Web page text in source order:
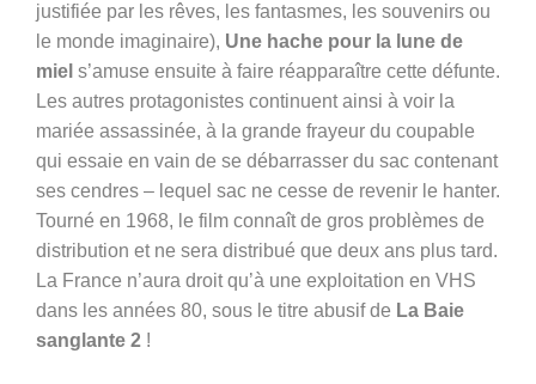
justifiée par les rêves, les fantasmes, les souvenirs ou
le monde imaginaire), Une hache pour la lune de
miel s’amuse ensuite à faire réapparaître cette défunte.
Les autres protagonistes continuent ainsi à voir la
mariée assassinée, à la grande frayeur du coupable
qui essaie en vain de se débarrasser du sac contenant
ses cendres – lequel sac ne cesse de revenir le hanter.
Tourné en 1968, le film connaît de gros problèmes de
distribution et ne sera distribué que deux ans plus tard.
La France n’aura droit qu’à une exploitation en VHS
dans les années 80, sous le titre abusif de La Baie
sanglante 2 !